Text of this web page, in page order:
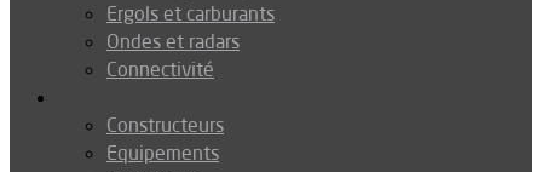
Ergols et carburants
Ondes et radars
Connectivité
Constructeurs
Equipements